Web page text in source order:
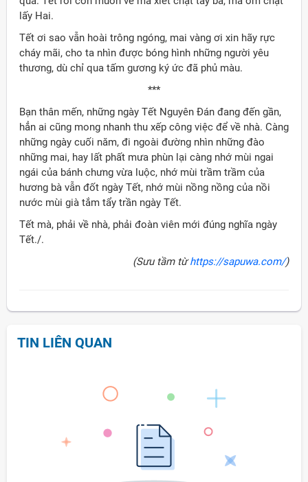
lấy Hai.
Tết ơi sao vẫn hoài trông ngóng, mai vàng ơi xin hãy rực
cháy mãi, cho ta nhìn được bóng hình những người yêu
thương, dù chỉ qua tấm gương ký ức đã phủ màu.
***
Bạn thân mến, những ngày Tết Nguyên Đán đang đến gần,
hẳn ai cũng mong nhanh thu xếp công việc để về nhà. Càng
những ngày cuối năm, đi ngoài đường nhìn những đào
những mai, hay lất phất mưa phùn lại càng nhớ mùi ngai
ngái của bánh chưng vừa luộc, nhớ mùi trầm trầm của
hương bà vẫn đốt ngày Tết, nhớ mùi nồng nồng của nồi
nước mùi già tắm tẩy trần ngày Tết.
Tết mà, phải về nhà, phải đoàn viên mới đúng nghĩa ngày
Tết./.
(Sưu tầm từhttps://sapuwa.com/)
TIN LIÊN QUAN